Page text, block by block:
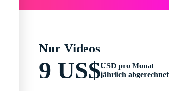
Nur Videos
9 US$USD pro Monat
jährlich abgerechnet